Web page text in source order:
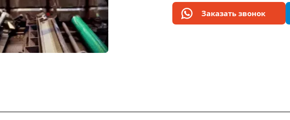
Заказать звонок